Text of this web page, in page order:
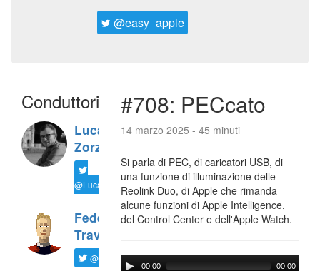
@easy_apple
Conduttori
Luca
Zorzi
@LucaTNT
Federico
Travaini
@ftrava
#708: PECcato
14 marzo 2025 - 45 minuti
Si parla di PEC, di caricatori USB, di
una funzione di illuminazione delle
Reolink Duo, di Apple che rimanda
alcune funzioni di Apple Intelligence,
del Control Center e dell'Apple Watch.
00:00 00:00